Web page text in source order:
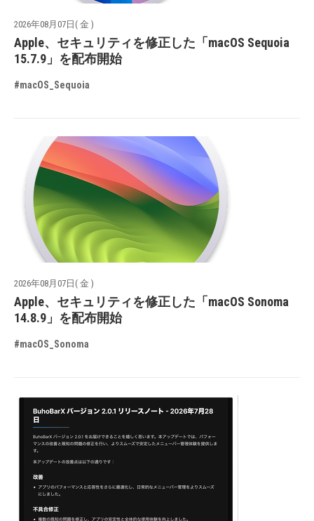
2026年08月07日( 金 )
Apple、セキュリティを修正した「macOS Sequoia
15.7.9」を配布開始
#macOS_Sequoia
2026年08月07日( 金 )
Apple、セキュリティを修正した「macOS Sonoma
14.8.9」を配布開始
#macOS_Sonoma